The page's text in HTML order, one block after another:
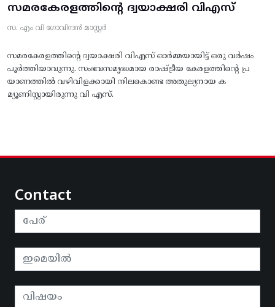
സമരകേരളത്തിൻ്റെ ദ്വയാക്ഷരി വിഎസ്
സ. എം വി ഗോവിന്ദൻ മാസ്റ്റർ
സമരകേരളത്തിൻ്റെ ദ്വയാക്ഷരി വിഎസ് ഓർമ്മയായിട്ട് ഒരു വർഷം
പൂർത്തിയാവുന്നു. സംഭവസമൃദ്ധമായ രാഷ്ട്രീയ കേരളത്തിന്റെ പ്ര
യാണത്തിൽ വഴിവിളക്കായി നിലകൊണ്ട അതുല്യനായ ക
മ്യൂണിസ്റ്റായിരുന്നു വി എസ്.
Contact